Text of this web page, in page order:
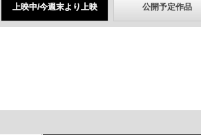
上映中/今週末より上映 公開予定作品